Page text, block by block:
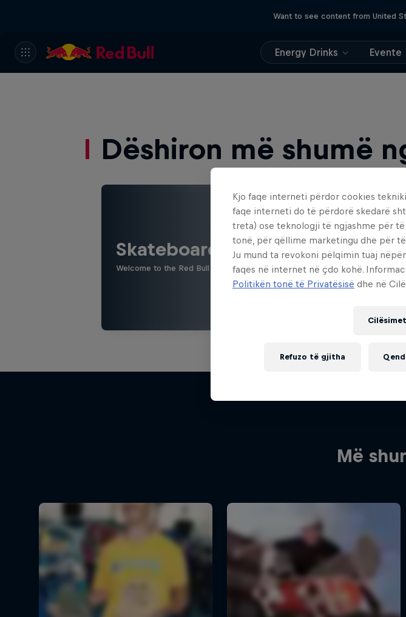
Want to see content from United
Energy Drinks Evente
Dëshiron më shumë
Skateboarding
Welcome to the Red Bull Skateboarding hub, your source for skateboarding
Më
Kjo faqe interneti përdor cookies
faqe interneti do të përdorë skedarë
treta) ose teknologji të ngjashme për
tonë, për qëllime marketingu dhe për
Ju mund ta revokoni pëlqimin tuaj
faqes në internet në çdo kohë.
Politikën tonë të Privatësisë dhe në
Refuzo të gjitha